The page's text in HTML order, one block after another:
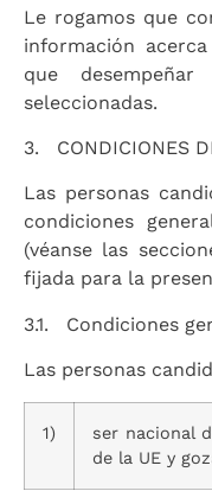
Le rogamos que
información
que
seleccionadas.
3. CONDICIONES
Las personas
condiciones
(véanse las
fijada para la
3.1. Condiciones
Las personas
1)
ser nacional
de la UE y